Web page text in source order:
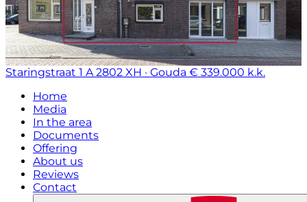
Staringstraat 1 A 2802 XH · Gouda € 339.000 k.k.
Home
Media
In the area
Documents
Offering
About us
Reviews
Contact